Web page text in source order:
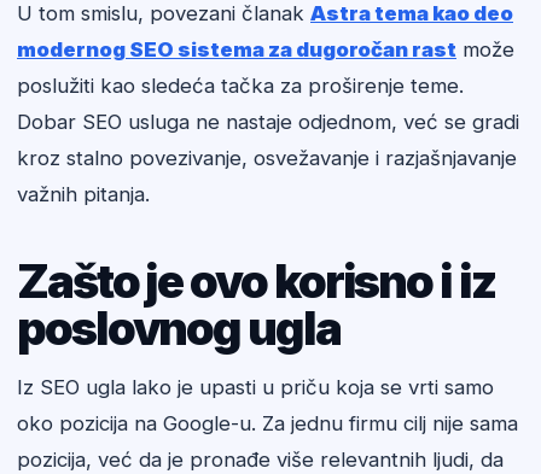
U tom smislu, povezani članak Astra tema kao deo
modernog SEO sistema za dugoročan rast može
poslužiti kao sledeća tačka za proširenje teme.
Dobar SEO usluga ne nastaje odjednom, već se gradi
kroz stalno povezivanje, osvežavanje i razjašnjavanje
važnih pitanja.
Zašto je ovo korisno i iz
poslovnog ugla
Iz SEO ugla lako je upasti u priču koja se vrti samo
oko pozicija na Google-u. Za jednu firmu cilj nije sama
pozicija, već da je pronađe više relevantnih ljudi, da